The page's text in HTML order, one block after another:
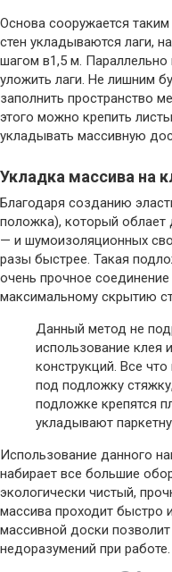
Основа сооружается
стен укладываются лаги,
шагом в1,5 м.
уложить лаги. Не лишним
заполнить пространство
этого можно крепить
укладывать массивную
Укладка массива на
Благодаря созданию
положка), который облает
— и шумоизоляционных
разы быстрее. Такая
очень прочное
максимальному скрытию
Данный метод не
использование клея
конструкций. Все
под подложку
подложке крепятся
укладывают
Использование данного
набирает все большие
экологически чистый,
массива проходит быстро
массивной доски
недоразумений при работе.